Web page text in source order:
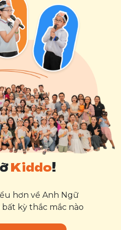
Kiddo!
hơn về Anh Ngữ
bất kỳ thắc mắc nào